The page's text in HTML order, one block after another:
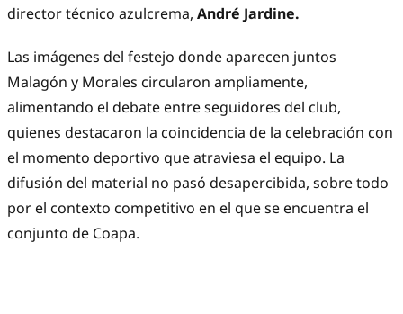
director técnico azulcrema, André Jardine.
Las imágenes del festejo donde aparecen juntos
Malagón y Morales circularon ampliamente,
alimentando el debate entre seguidores del club,
quienes destacaron la coincidencia de la celebración con
el momento deportivo que atraviesa el equipo. La
difusión del material no pasó desapercibida, sobre todo
por el contexto competitivo en el que se encuentra el
conjunto de Coapa.